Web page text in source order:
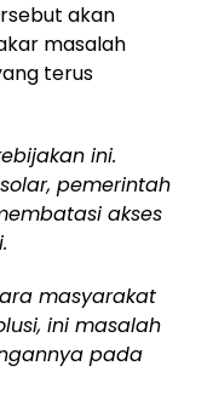
akan
masalah
terus
ini.
pemerintah
akses
masyarakat
ini masalah
pada